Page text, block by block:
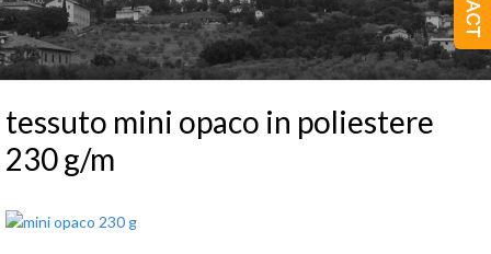
tessuto mini opaco in poliestere
230 g/m